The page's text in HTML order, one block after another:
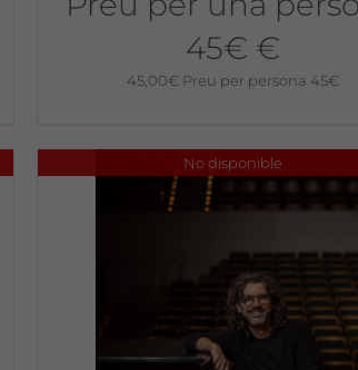
45€ €
45,00€ Preu per persona 45€
No disponible